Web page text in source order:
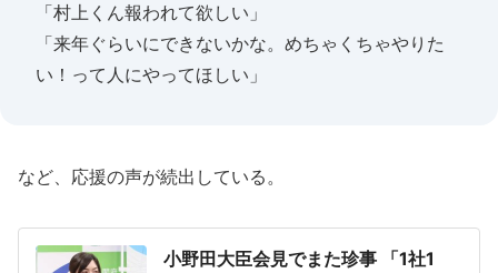
「村上くん報われて欲しい」
「来年ぐらいにできないかな。めちゃくちゃやりた
い！って人にやってほしい」
など、応援の声が続出している。
小野田大臣会見でまた珍事 「1社1